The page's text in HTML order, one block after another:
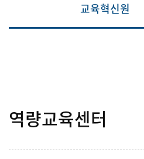
교육혁신원
역량교육센터